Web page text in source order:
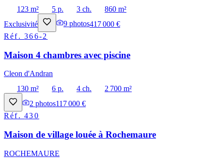
123 m²
5 p. 3 ch.
860 m²
Exclusivité
9 photos417 000 €
Réf.366-2
Maison 4 chambres avec piscine
Cleon d'Andran
130 m²
6 p. 4 ch.
2 700 m²
2 photos117 000 €
Réf.430
Maison de village louée à Rochemaure
ROCHEMAURE